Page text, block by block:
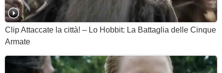
Clip Attaccate la città! – Lo Hobbit: La Battaglia delle Cinque
Armate